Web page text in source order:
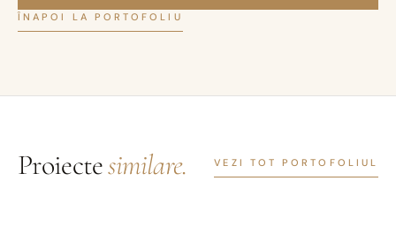
ÎNAPOI LA PORTOFOLIU
Proiectesimilare. VEZI TOT PORTOFOLIUL